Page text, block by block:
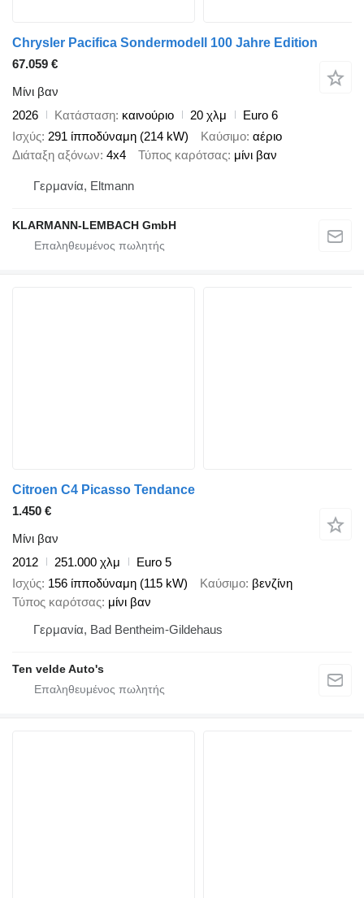
Chrysler Pacifica Sondermodell 100 Jahre Edition
67.059 €
Μίνι βαν
2026
Κατάσταση καινούριο 20 χλμ
Euro 6
Ισχύς 291 ίπποδύναμη (214 kW) Καύσιμο αέριο
Διάταξη αξόνων 4x4 Τύπος καρότσας μίνι βαν
Γερμανία, Eltmann
KLARMANN-LEMBACH GmbH
Citroen C4 Picasso Tendance
1.450 €
Μίνι βαν
2012
251.000 χλμ
Euro 5
Ισχύς 156 ίπποδύναμη (115 kW) Καύσιμο βενζίνη
Τύπος καρότσας μίνι βαν
Γερμανία, Bad Bentheim-Gildehaus
Ten velde Auto's